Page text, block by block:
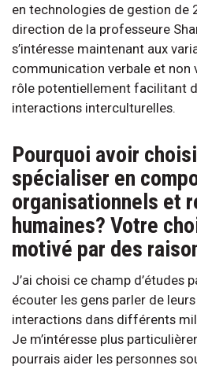
en technologies de gestion de
direction de la professeure
s’intéresse maintenant aux
communication verbale et non
rôle potentiellement facilitant
interactions interculturelles.
Pourquoi avoir
spécialiser en
organisationnels et
humaines? Votre
motivé par des
J’ai choisi ce champ d’études
écouter les gens parler de
interactions dans différents
Je m’intéresse plus
pourrais aider les personnes